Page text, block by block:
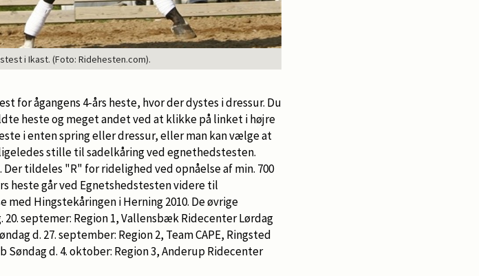
i Ikast. (Foto: Ridehesten.com).
for ågangens 4-års heste, hvor der dystes i dressur. Du
heste og meget andet ved at klikke på linket i højre
i enten spring eller dressur, eller man kan vælge at
stille til sadelkåring ved egnethedstesten.
tildeles "R" for ridelighed ved opnåelse af min. 700
heste går ved Egnetshedstesten videre til
Hingstekåringen i Herning 2010. De øvrige
septemer: Region 1, Vallensbæk Ridecenter Lørdag
d. 27. september: Region 2, Team CAPE, Ringsted
Søndag d. 4. oktober: Region 3, Anderup Ridecenter